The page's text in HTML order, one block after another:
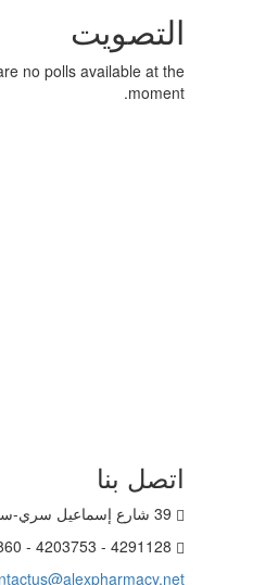
التصويت
no polls available at the
moment.
اتصل بنا